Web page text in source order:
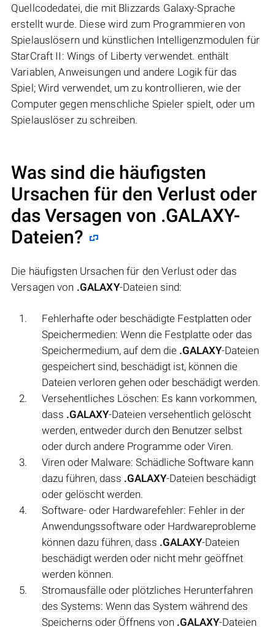
Quellcodedatei, die mit Blizzards Galaxy-Sprache
erstellt wurde. Diese wird zum Programmieren von
Spielauslösern und künstlichen Intelligenzmodulen für
StarCraft II: Wings of Liberty verwendet. enthält
Variablen, Anweisungen und andere Logik für das
Spiel; Wird verwendet, um zu kontrollieren, wie der
Computer gegen menschliche Spieler spielt, oder um
Spielauslöser zu schreiben.
Was sind die häufigsten
Ursachen für den Verlust oder
das Versagen von .GALAXY-
Dateien?
Die häufigsten Ursachen für den Verlust oder das
Versagen von .GALAXY-Dateien sind:
Fehlerhafte oder beschädigte Festplatten oder
Speichermedien: Wenn die Festplatte oder das
Speichermedium, auf dem die .GALAXY-Dateien
gespeichert sind, beschädigt ist, können die
Dateien verloren gehen oder beschädigt werden.
Versehentliches Löschen: Es kann vorkommen,
dass .GALAXY-Dateien versehentlich gelöscht
werden, entweder durch den Benutzer selbst
oder durch andere Programme oder Viren.
Viren oder Malware: Schädliche Software kann
dazu führen, dass .GALAXY-Dateien beschädigt
oder gelöscht werden.
Software- oder Hardwarefehler: Fehler in der
Anwendungssoftware oder Hardwareprobleme
können dazu führen, dass .GALAXY-Dateien
beschädigt werden oder nicht mehr geöffnet
werden können.
Stromausfälle oder plötzliches Herunterfahren
des Systems: Wenn das System während des
Speicherns oder Öffnens von .GALAXY-Dateien